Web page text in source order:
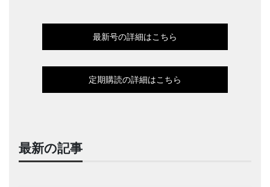
最新号の詳細はこちら
定期購読の詳細はこちら
最新の記事